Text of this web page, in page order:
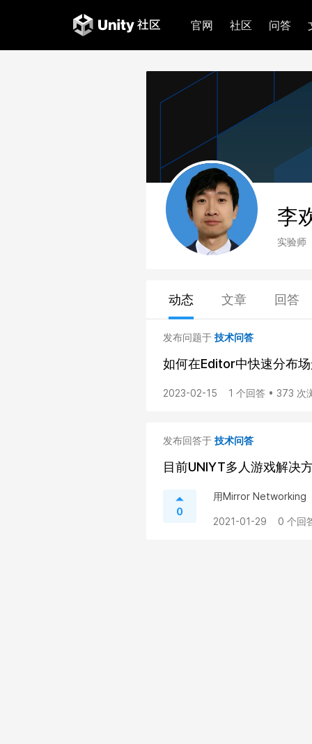
官网 社区 问答
李
实验师
动态 文章 回答
发布问题于 技术问答
如何在Editor中快速分布
2023-02-15 1 个回答 • 373 次
发布回答于 技术问答
目前UNIYT多人游戏解决
0
用Mirror Networking
2021-01-29 0 个回